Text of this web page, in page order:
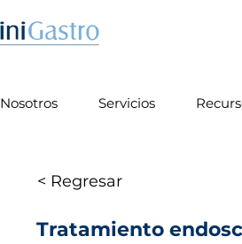
Nosotros Servicios
< Regresar
Tratamiento